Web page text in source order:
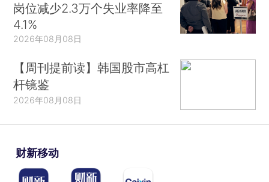
岗位减少2.3万个失业率降至
4.1%
2026年08月08日
【周刊提前读】韩国股市高杠
杆镜鉴
2026年08月08日
财新移动